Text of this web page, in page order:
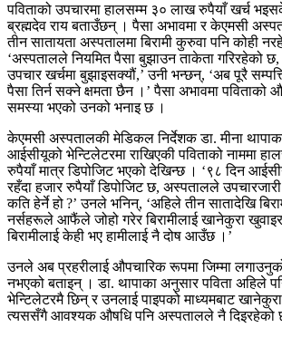
पविताको उपचारमा हालसम्म ३० लाख रुपैयाँ खर्च
ब्रह्मदेव राय बताउँछन् । पैसा अभावमा र केएमसी
तीन सातायता अस्पतालमा बिरामी कुरुवा पनि कोही
‘अस्पतालले नियमित पैसा बुझाउन ताकेता गरिरहेको छ,
उपचार खर्चमा बुझाइसक्यौं,’ उनी भन्छन्, ‘अब पूरै
पैसा तिर्न सक्ने क्षमता छैन ।’ पैसा अभावमा पविताको
समस्या भएको उनको भनाइ छ ।
केएमसी अस्पतालकी मेडिकल निर्देशक डा. मीना
आईसीयूको भेन्टिलेटरमा राखिएकी पविताको नाममा
रुपैयाँ मात्र डिपोजिट भएको देखिन्छ । ‘९८ दिन
रहँदा हजार रुपैयाँ डिपोजिट छ, अस्पतालले
कति हेर्ने हो ?’ उनले भनिन्, ‘अहिले तीन सातादेखि
नर्सहरूले आफैंले जोहो गरेर बिरामीलाई खानेकुरा
बिरामीलाई केही भए हामीलाई नै दोष आउँछ ।’
उनले अब प्रहरीलाई औपचारिक रूपमा जिम्मा
नभएको बताइन् । डा. थापाका अनुसार पविता अहिले
भेन्टिलेटरमै छिन् र उनलाई पाइपको माध्यमबाट
त्यससँगै आवश्यक औषधि पनि अस्पतालले नै दिइरहेको